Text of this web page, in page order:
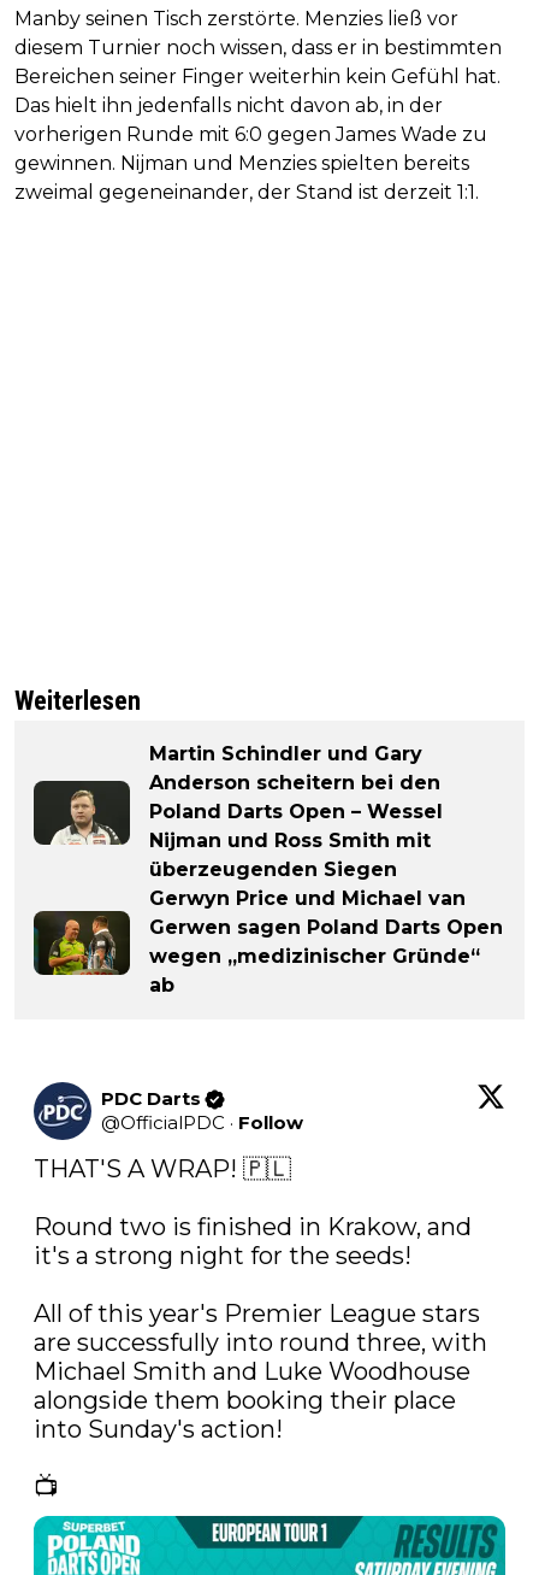
Manby seinen Tisch zerstörte. Menzies ließ vor
diesem Turnier noch wissen, dass er in bestimmten
Bereichen seiner Finger weiterhin kein Gefühl hat.
Das hielt ihn jedenfalls nicht davon ab, in der
vorherigen Runde mit 6:0 gegen James Wade zu
gewinnen. Nijman und Menzies spielten bereits
zweimal gegeneinander, der Stand ist derzeit 1:1.
Weiterlesen
Martin Schindler und Gary
Anderson scheitern bei den
Poland Darts Open – Wessel
Nijman und Ross Smith mit
überzeugenden Siegen
Gerwyn Price und Michael van
Gerwen sagen Poland Darts Open
wegen „medizinischer Gründe“
ab
PDC Darts
@OfficialPDC · Follow
THAT'S A WRAP! 🇵🇱
Round two is finished in Krakow, and
it's a strong night for the seeds!
All of this year's Premier League stars
are successfully into round three, with
Michael Smith and Luke Woodhouse
alongside them booking their place
into Sunday's action!
📺